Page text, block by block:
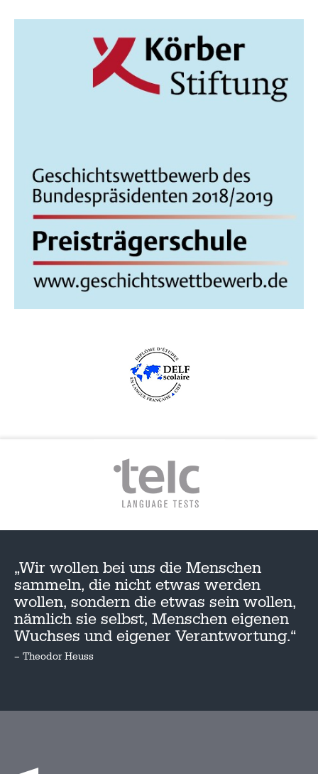
„Wir wollen bei uns die Menschen
sammeln, die nicht etwas werden
wollen, sondern die etwas sein wollen,
nämlich sie selbst, Menschen eigenen
Wuchses und eigener Verantwortung.“
– Theodor Heuss